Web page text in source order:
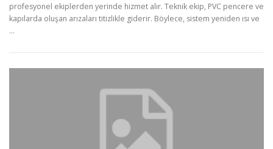
profesyonel ekiplerden yerinde hizmet alır. Teknik ekip, PVC pencere ve
kapılarda oluşan arızaları titizlikle giderir. Böylece, sistem yeniden ısı ve
…